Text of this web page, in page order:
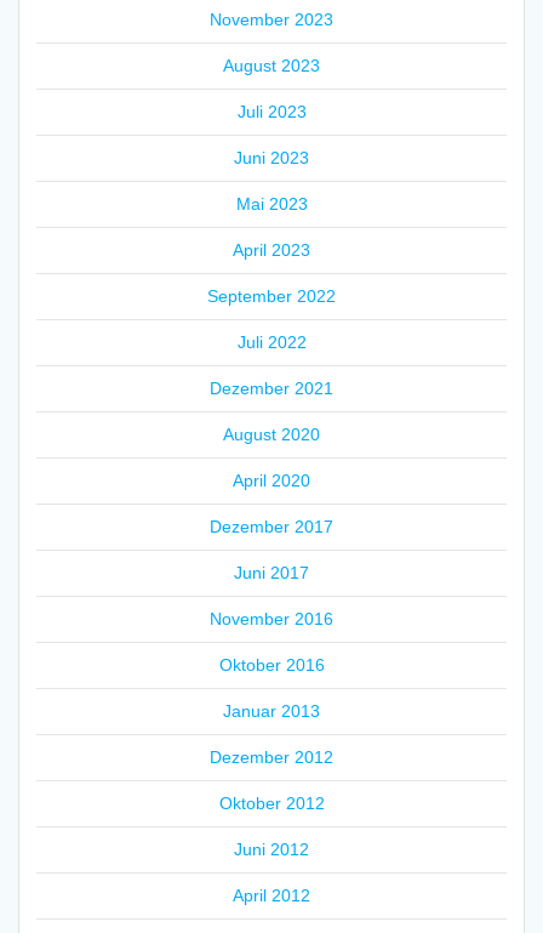
November 2023
August 2023
Juli 2023
Juni 2023
Mai 2023
April 2023
September 2022
Juli 2022
Dezember 2021
August 2020
April 2020
Dezember 2017
Juni 2017
November 2016
Oktober 2016
Januar 2013
Dezember 2012
Oktober 2012
Juni 2012
April 2012